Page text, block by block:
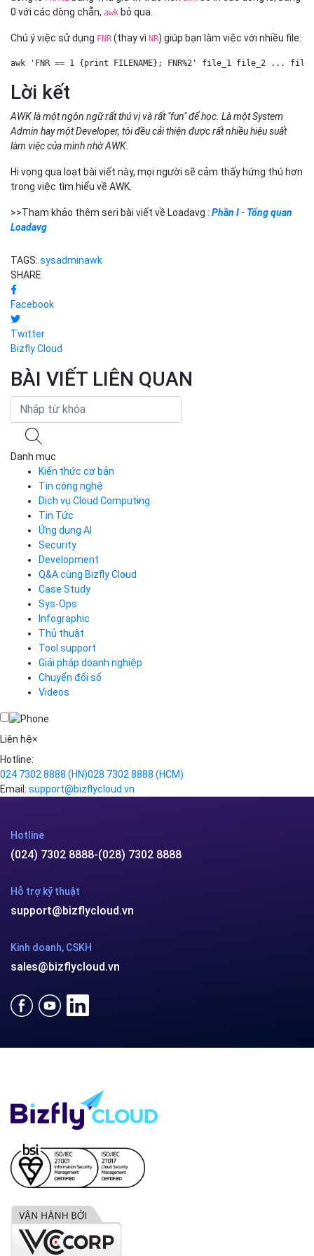
0 với các dòng chẵn, awk bỏ qua.
Chú ý việc sử dụng FNR (thay vì NR) giúp bạn làm việc với nhiều file:
awk 'FNR == 1 {print FILENAME}; FNR%2' file_1 file_2 ...
Lời kết
AWK là một ngôn ngữ rất thú vị và rất "fun" để học. Là một System
Admin hay một Developer, tôi đều cải thiện được rất nhiều hiệu suất
làm việc của mình nhờ AWK.
Hi vọng qua loạt bài viết này, mọi người sẽ cảm thấy hứng thú hơn
trong việc tìm hiểu về AWK.
>>Tham khảo thêm seri bài viết về Loadavg : Phần I - Tổng quan
Loadavg
TAGS: sysadminawk
SHARE
Facebook
Twitter
Bizfly Cloud
BÀI VIẾT LIÊN QUAN
Danh mục
Kiến thức cơ bản
Tin công nghệ
Dịch vụ Cloud Computing
Cloud Server
CDN
Load Balancer
Auto Scaling
Container Registry
Kubernetes
Cloud Database
Call Center
Business Email
Simple Storage
VPN
Traffic Manager
Cloud VPS
Videos
Tin Tức
Ứng dụng AI
Security
Development
Q&A cùng Bizfly Cloud
Q&A về Bizfly Cloud Server
Thao tác kết nối tới server
Videos
Q&A về Bizfly Business Email
Videos
Case Study
Sys-Ops
Infographic
Thủ thuật
Tool support
Giải pháp doanh nghiệp
Chuyển đổi số
Videos
Liên hệ×
Hotline:
024 7302 8888 (HN)028 7302 8888 (HCM)
Email: support@bizflycloud.vn
Hotline
(024) 7302 8888-(028) 7302 8888
Hỗ trợ kỹ thuật
support@bizflycloud.vn
Kinh doanh, CSKH
sales@bizflycloud.vn